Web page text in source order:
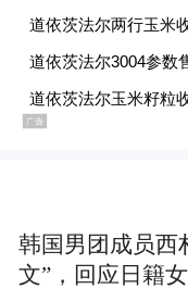
韩国男团成员西
文”，回应日籍